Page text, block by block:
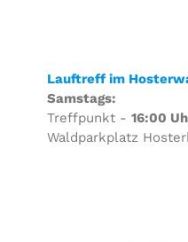
Lauftreff im
Samstags:
Treffpunkt - 16:00
Waldparkplatz